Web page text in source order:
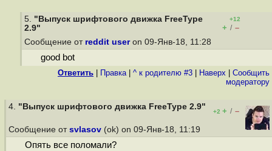
5. "Выпуск шрифтового движка FreeType
2.9"
+12
+ / –
Сообщение от reddit useron 09-Янв-18, 11:28
good bot
Ответить Правка| ^ к родителю #3 Наверх
Cообщить
модератору
4. "Выпуск шрифтового движка FreeType 2.9"
+2 + / –
Сообщение от svlasov (ok) on 09-Янв-18, 11:19
Опять все поломали?